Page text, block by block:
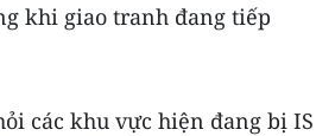
khi giao tranh đang tiếp
các khu vực hiện đang bị IS